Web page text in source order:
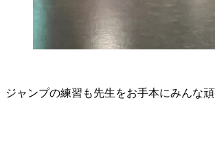
ジャンプの練習も先生をお手本にみんな